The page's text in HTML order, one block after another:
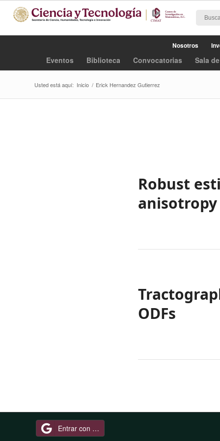
Nosotros
Eventos Biblioteca Convocatorias Sala
Usted está aquí: Inicio / Erick Hernandez Gutierrez
Robust
ODFs
Entrar con Google